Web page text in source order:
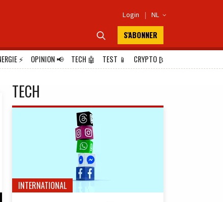
Login | NL 
 S'ABONNER
⚡ OPINION📢 TECH 🤖 TEST 📱 CRYPTO₿
TECH
INTERNATIONAL